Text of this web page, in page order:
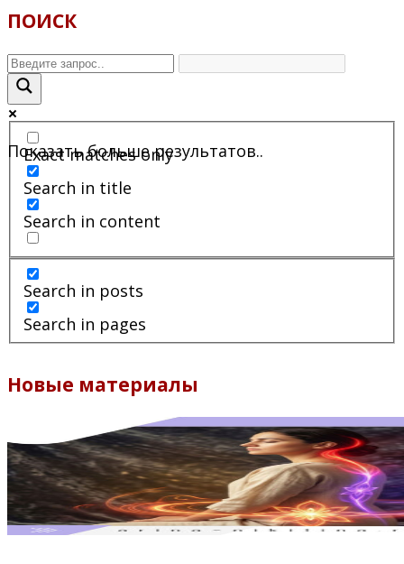
ПОИСК
Показать больше результатов..
Exact matches only
Search in title
Search in content
Search in posts
Search in pages
Новые материалы